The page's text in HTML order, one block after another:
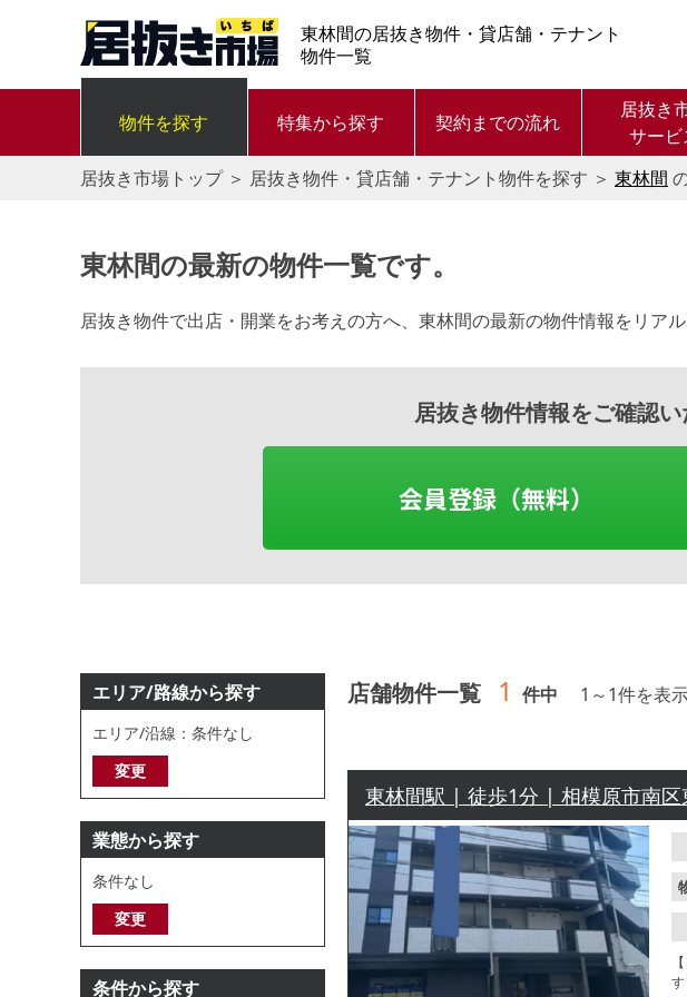
東林間の居抜き物件・貸店舗・テナント
物件一覧
物件を探す 特集から探す 契約までの流れ
居抜き
サービ
居抜き市場トップ＞ 居抜き物件・貸店舗・テナント物件を探す ＞ 東林間
東林間の最新の物件一覧です。
居抜き物件で出店・開業をお考えの方へ、東林間の最新の物件情報をリア
居抜き物件情報をご確認
会員登録（無料）
エリア/路線から探す
エリア/沿線：条件なし
変更
業態から探す
条件なし
変更
条件から探す
店舗物件一覧 1 件中 1 ～1件を表
東林間駅 | 徒歩1分 | 相模原市南区